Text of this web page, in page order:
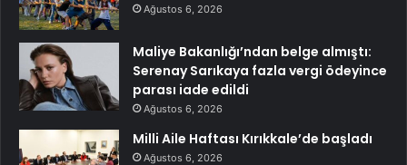
Ağustos 6, 2026
Maliye Bakanlığı’ndan belge almıştı:
Serenay Sarıkaya fazla vergi ödeyince
parası iade edildi
Ağustos 6, 2026
Milli Aile Haftası Kırıkkale’de başladı
Ağustos 6, 2026